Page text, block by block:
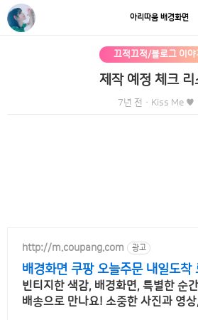
아리따움 배경화면
끄적끄적/블로그 이야
제작 예정 체크 리
7년 전 · Kiss Me ♥
http://m.coupang.com 광고
배경화면 쿠팡 오늘주문 내일도착
빈티지한 색감, 배경화면, 특별한 순
배송으로 만나요! 소중한 사진과 영